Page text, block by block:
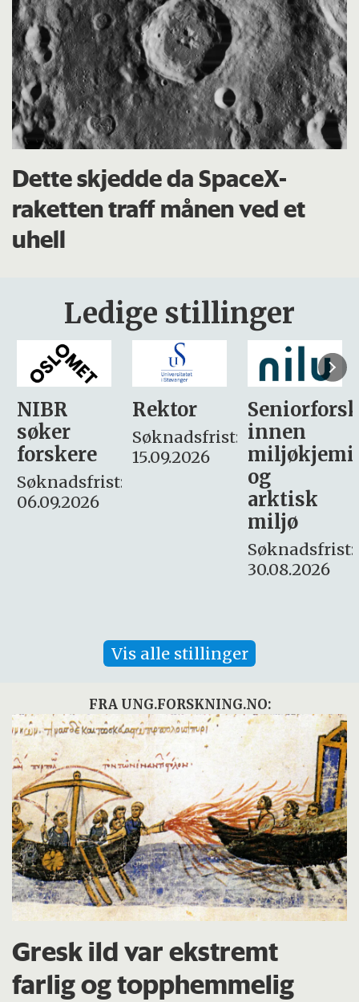
Dette skjedde da SpaceX-
raketten traff månen ved et
uhell
Ledige stillinger
Rektor
Søknadsfrist:
15.09.2026
Seniorforsker
innen
miljøkjemi
søker
– fast
Søknadsfrist:
16. august.
Vis alle stillinger
FRA UNG.FORSKNING.NO:
Gresk ild var ekstremt
farlig og topphemmelig